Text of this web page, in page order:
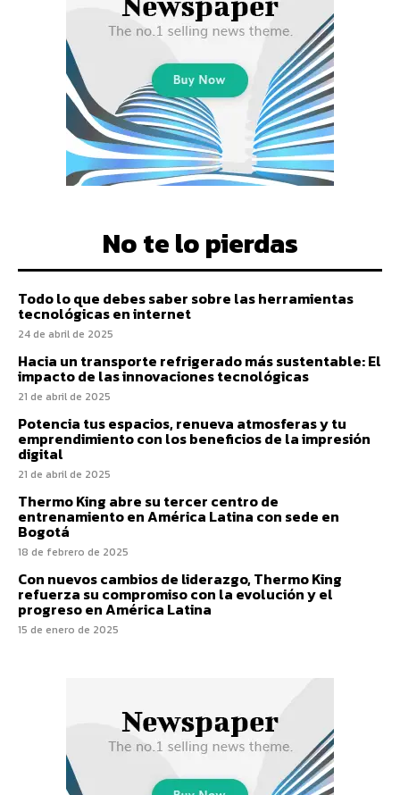
No te lo pierdas
Todo lo que debes saber sobre las herramientas
tecnológicas en internet
24 de abril de 2025
Hacia un transporte refrigerado más sustentable: El
impacto de las innovaciones tecnológicas
21 de abril de 2025
Potencia tus espacios, renueva atmosferas y tu
emprendimiento con los beneficios de la impresión
digital
21 de abril de 2025
Thermo King abre su tercer centro de
entrenamiento en América Latina con sede en
Bogotá
18 de febrero de 2025
Con nuevos cambios de liderazgo, Thermo King
refuerza su compromiso con la evolución y el
progreso en América Latina
15 de enero de 2025